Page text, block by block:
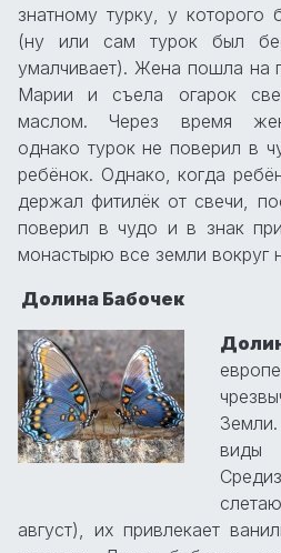
знатному турку, у
(ну или сам турок был
умалчивает). Жена пошла на
Марии и съела огарок
маслом. Через время
однако турок не поверил в
ребёнок. Однако, когда
держал фитилёк от свечи,
поверил в чудо и в знак
монастырю все земли вокруг
Долина Бабочек
август), их привлекает